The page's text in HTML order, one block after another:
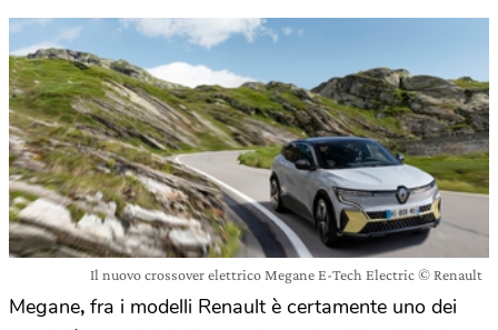
Il nuovo crossover elettrico Megane E-Tech Electric © Renault
Megane, fra i modelli Renault è certamente uno dei